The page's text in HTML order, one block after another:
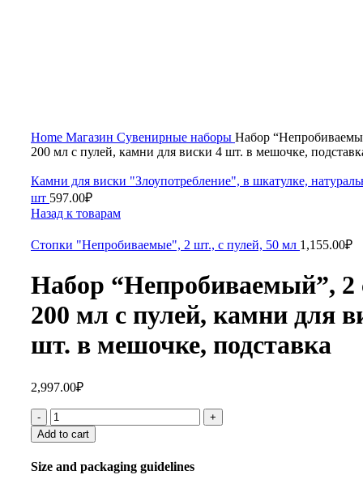
Home Магазин Сувенирные наборы Набор
200 мл с пулей, камни для виски 4 шт. в мешочке,
Камни для виски "Злоупотребление", в шкатулке,
шт 597.00₽
Назад к товарам
Стопки "Непробиваемые", 2 шт., с пулей, 50 мл 1,155.00₽
Набор “Непробиваемый”, 2
200 мл с пулей, камни для
шт. в мешочке, подставка
2,997.00₽
Add to cart
Size and packaging guidelines